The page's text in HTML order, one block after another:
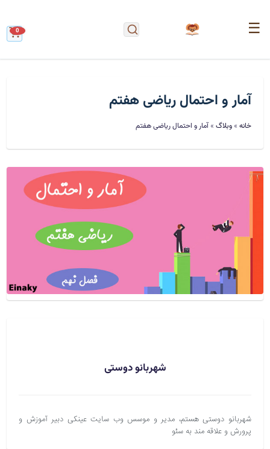
☰
0
آمار و احتمال ریاضی هفتم
خانه »وبلاگ »آمار و احتمال ریاضی هفتم
شهربانو دوستی
شهربانو دوستی هستم، مدیر و موسس وب سایت عینکی دبیر آموزش و
پرورش و علاقه مند به سئو